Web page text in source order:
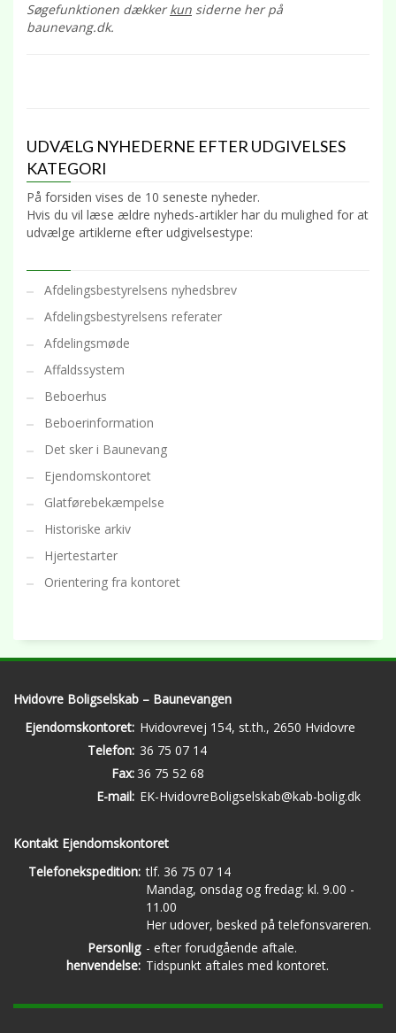
Søgefunktionen dækkerkun siderne her på
baunevang.dk.
UDVÆLG NYHEDERNE EFTER UDGIVELSES
KATEGORI
På forsiden vises de 10 seneste nyheder.
Hvis du vil læse ældre nyheds-artikler har du mulighed for at
udvælge artiklerne efter udgivelsestype:
Afdelingsbestyrelsens nyhedsbrev
Afdelingsbestyrelsens referater
Afdelingsmøde
Affaldssystem
Beboerhus
Beboerinformation
Det sker i Baunevang
Ejendomskontoret
Glatførebekæmpelse
Historiske arkiv
Hjertestarter
Orientering fra kontoret
Hvidovre Boligselskab – Baunevangen
Ejendomskontoret: Hvidovrevej 154, st.th., 2650 Hvidovre
Telefon: 36 75 07 14
Fax: 36 75 52 68
E-mail: EK-HvidovreBoligselskab@kab-bolig.dk
Kontakt Ejendomskontoret
Telefonekspedition: tlf. 36 75 07 14
Mandag, onsdag og fredag: kl. 9.00 -
11.00
Her udover, besked på telefonsvareren.
Personlig
henvendelse:
- efter forudgående aftale.
Tidspunkt aftales med kontoret.